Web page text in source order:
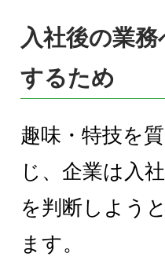
入社後の業
するため
趣味・特技を
じ、企業は入
を判断しよう
ます。